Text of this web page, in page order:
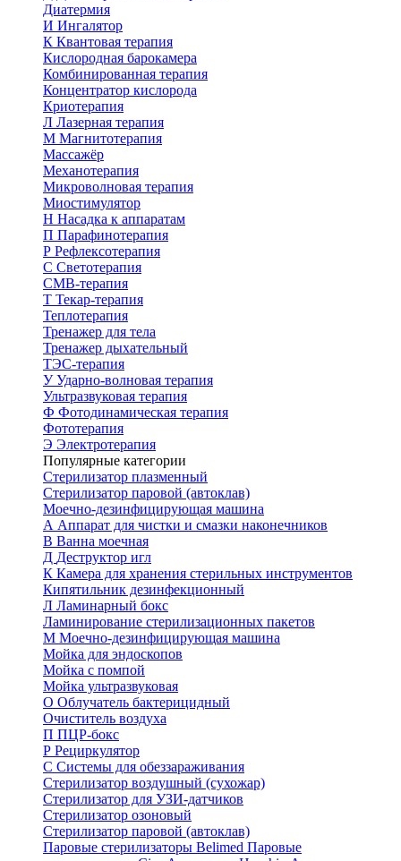
Диатермия
И Ингалятор
К Квантовая терапия
Кислородная барокамера
Комбинированная терапия
Концентратор кислорода
Криотерапия
Л Лазерная терапия
М Магнитотерапия
Массажёр
Механотерапия
Микроволновая терапия
Миостимулятор
Н Насадка к аппаратам
П Парафинотерапия
Р Рефлексотерапия
С Светотерапия
СМВ-терапия
Т Текар-терапия
Теплотерапия
Тренажер для тела
Тренажер дыхательный
ТЭС-терапия
УУдарно-волновая терапия
Ультразвуковая терапия
Ф Фотодинамическая терапия
Фототерапия
Э Электротерапия
Популярные категории
Стерилизатор плазменный
Стерилизатор паровой (автоклав)
Моечно-дезинфицирующая машина
А Аппарат для чистки и смазки наконечников
В Ванна моечная
Д Деструктор игл
К Камера для хранения стерильных инструментов
Кипятильник дезинфекционный
Л Ламинарный бокс
Ламинирование стерилизационных пакетов
М Моечно-дезинфицирующая машина
Мойка для эндоскопов
Мойка с помпой
Мойка ультразвуковая
О Облучатель бактерицидный
Очиститель воздуха
П ПЦР-бокс
Р Рециркулятор
С Системы для обеззараживания
Стерилизатор воздушный (сухожар)
Стерилизатор для УЗИ-датчиков
Стерилизатор озоновый
Стерилизатор паровой (автоклав)
Паровые стерилизаторы Belimed Паровые